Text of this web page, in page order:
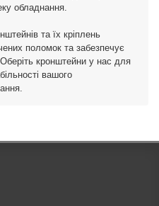
обладнання.
та їх кріплень
поломок та забезпечує
кронштейни у нас для
вашого